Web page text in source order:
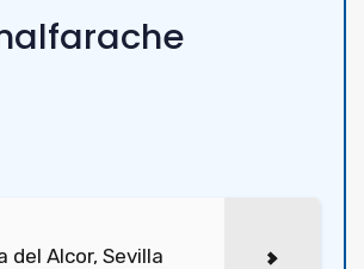
del Alcor, Sevilla